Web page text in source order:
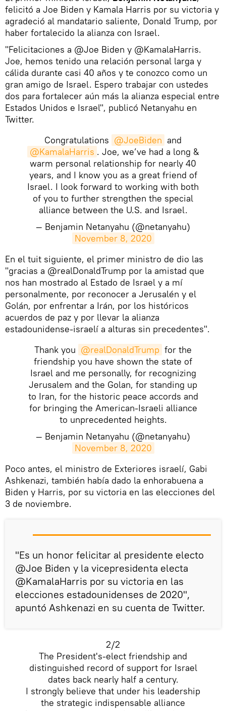
felicitó a Joe Biden y Kamala Harris por su victoria y
agradeció al mandatario saliente, Donald Trump, por
haber fortalecido la alianza con Israel.
"Felicitaciones a @Joe Biden y @KamalaHarris.
Joe, hemos tenido una relación personal larga y
cálida durante casi 40 años y te conozco como un
gran amigo de Israel. Espero trabajar con ustedes
dos para fortalecer aún más la alianza especial entre
Estados Unidos e Israel", publicó Netanyahu en
Twitter.
Congratulations @JoeBiden and
@KamalaHarris . Joe, we’ve had a long &
warm personal relationship for nearly 40
years, and I know you as a great friend of
Israel. I look forward to working with both
of you to further strengthen the special
alliance between the U.S. and Israel.
— Benjamin Netanyahu (@netanyahu)
November 8, 2020
En el tuit siguiente, el primer ministro de dio las
"gracias a @realDonaldTrump por la amistad que
nos han mostrado al Estado de Israel y a mí
personalmente, por reconocer a Jerusalén y el
Golán, por enfrentar a Irán, por los históricos
acuerdos de paz y por llevar la alianza
estadounidense-israelí a alturas sin precedentes".
Thank you @realDonaldTrump for the
friendship you have shown the state of
Israel and me personally, for recognizing
Jerusalem and the Golan, for standing up
to Iran, for the historic peace accords and
for bringing the American-Israeli alliance
to unprecedented heights.
— Benjamin Netanyahu (@netanyahu)
November 8, 2020
Poco antes, el ministro de Exteriores israelí, Gabi
Ashkenazi, también había dado la enhorabuena a
Biden y Harris, por su victoria en las elecciones del
3 de noviembre.
"Es un honor felicitar al presidente electo
@Joe Biden y la vicepresidenta electa
@KamalaHarris por su victoria en las
elecciones estadounidenses de 2020",
apuntó Ashkenazi en su cuenta de Twitter.
2/2
The President's-elect friendship and
distinguished record of support for Israel
dates back nearly half a century.
I strongly believe that under his leadership
the strategic indispensable alliance